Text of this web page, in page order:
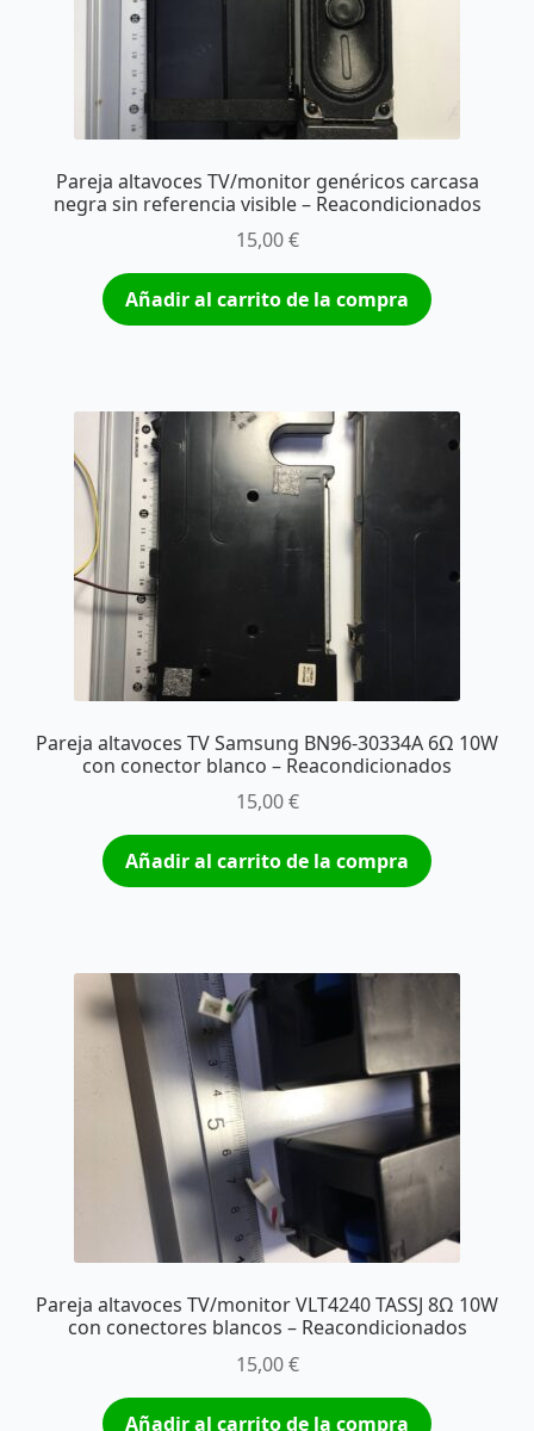
Pareja altavoces TV/monitor genéricos carcasa
negra sin referencia visible – Reacondicionados
15,00€
Añadir al carrito de la compra
Pareja altavoces TV Samsung BN96-30334A 6Ω 10W
con conector blanco – Reacondicionados
15,00€
Añadir al carrito de la compra
Pareja altavoces TV/monitor VLT4240 TASSJ 8Ω 10W
con conectores blancos – Reacondicionados
15,00€
Añadir al carrito de la compra